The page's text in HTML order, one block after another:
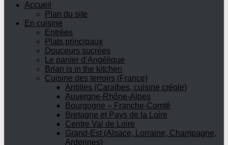
Accueil
Plan du site
En cuisine
Entrées
Plats principaux
Douceurs sucrées
Le panier d’Angélique
Brian is in the kitchen
Cuisine des terroirs (France)
Antilles (Caraïbes, cuisine créole)
Auvergne-Rhône-Alpes
Bourgogne – Franche-Comté
Bretagne et Pays de la Loire
Centre Val de Loire
Grand-Est (Alsace, Lorraine, Champagne,
Ardennes)